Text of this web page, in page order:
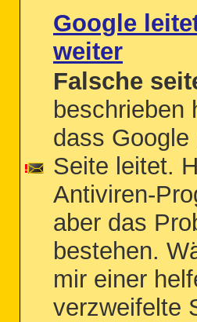
Google
weiter
Falsche
beschrieben
dass
Seite leitet.
Antiviren-
aber das
bestehen.
mir einer
verzweifelte